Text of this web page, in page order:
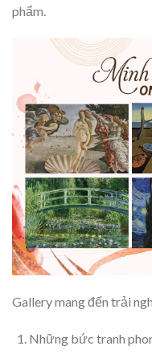
phẩm.
Gallery mang đến trải
Những bức tranh